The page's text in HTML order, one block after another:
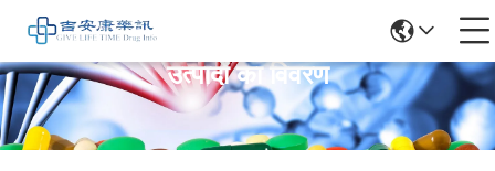
उत्पादों का विवरण